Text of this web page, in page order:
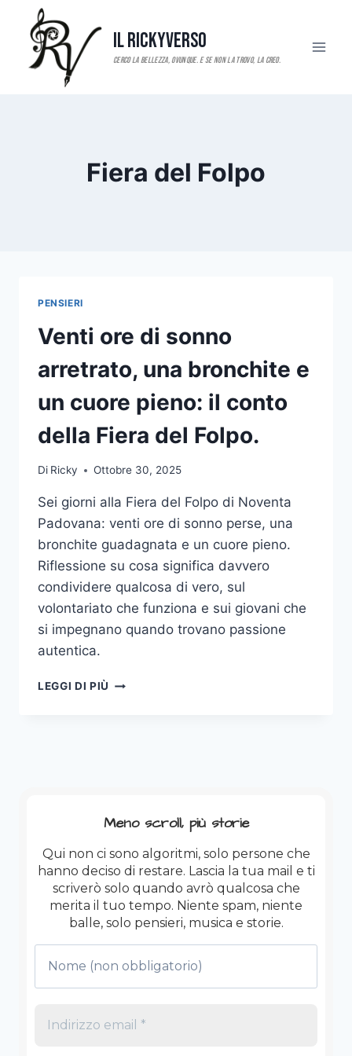
contenuto
Il RickyVerso
Fiera del Folpo
PENSIERI
Venti ore di sonno
arretrato, una bronchite e
un cuore pieno: il conto
della Fiera del Folpo.
Di Ricky Ottobre 30, 2025
Sei giorni alla Fiera del Folpo di Noventa
Padovana: venti ore di sonno perse, una
bronchite guadagnata e un cuore pieno.
Riflessione su cosa significa davvero
condividere qualcosa di vero, sul
volontariato che funziona e sui giovani che
si impegnano quando trovano passione
autentica.
LEGGI DI PIÙ VENTI
CUORE
CONTO
DELLA
FIERA
DEL
FOLPO.
Meno scroll, più storie
Qui non ci sono algoritmi, solo persone che
hanno deciso di restare. Lascia la tua mail e ti
scriverò solo quando avrò qualcosa che
merita il tuo tempo. Niente spam, niente
balle, solo pensieri, musica e storie.